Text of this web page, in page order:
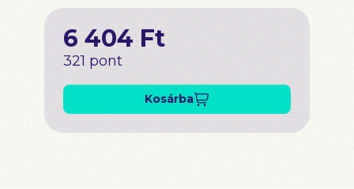
6 404 Ft
321 pont
Kosárba